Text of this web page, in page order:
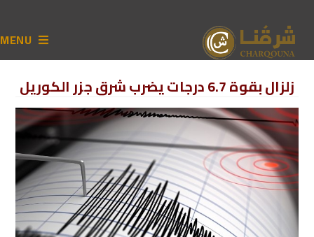
MENU
زلزال بقوة 6.7 درجات يضرب شرق جزر الكوريل